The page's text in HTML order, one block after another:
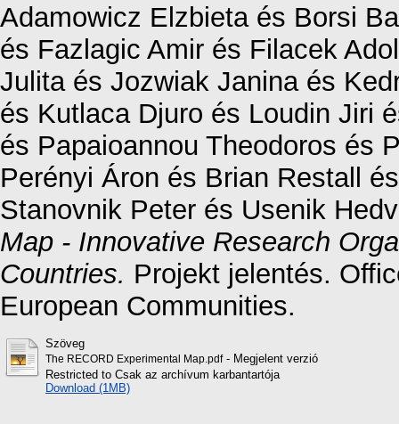
Adamowicz Elzbietaés Borsi
és Fazlagic Amir és Filacek
Julitaés Jozwiak Janinaés
és Kutlaca Djuro és Loudin Jiri
és Papaioannou Theodoros és
Perényi Áron és Brian Restall
Stanovnik Peter és Usenik
Map - Innovative Research
Countries. Projekt jelentés.
European Communities.
Szöveg
The RECORD Experimental Map.pdf- Megjelent verzió
Restricted to Csak az archívum karbantartója
Download (1MB)